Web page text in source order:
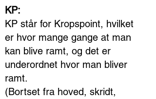
KP:
KP står for Kropspoint, hvilket
er hvor mange gange at man
kan blive ramt, og det er
underordnet hvor man bliver
ramt.
(Bortset fra hoved, skridt,